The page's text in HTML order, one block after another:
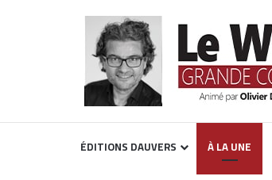
ÉDITIONS DAUVERS À LA UNE